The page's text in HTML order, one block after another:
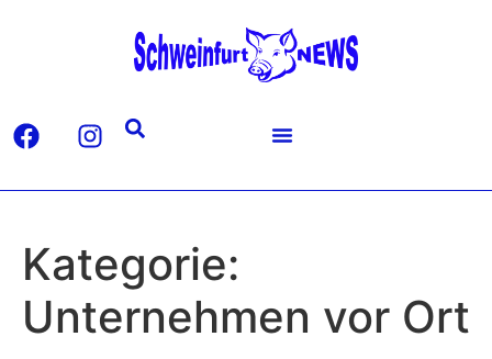
Kategorie:
Unternehmen vor Ort